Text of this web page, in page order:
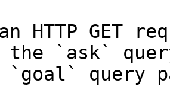
HTTP GET
the `ask`
query